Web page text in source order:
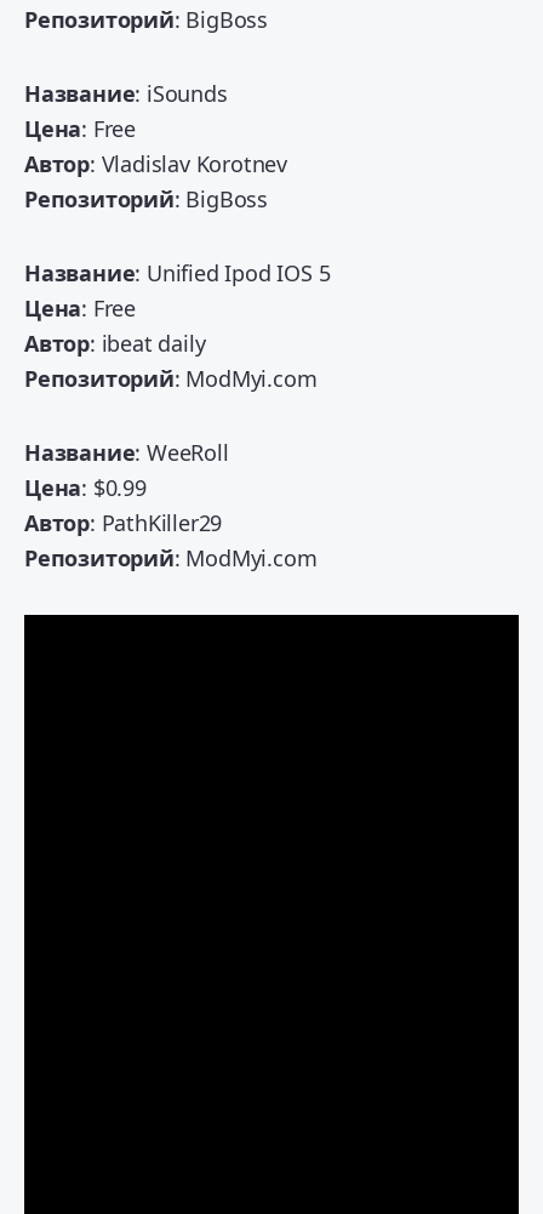
Репозиторий: BigBoss
Название: iSounds
Цена: Free
Автор: Vladislav Korotnev
Репозиторий: BigBoss
Название: Unified Ipod IOS 5
Цена: Free
Автор: ibeat daily
Репозиторий: ModMyi.com
Название: WeeRoll
Цена: $0.99
Автор: PathKiller29
Репозиторий: ModMyi.com